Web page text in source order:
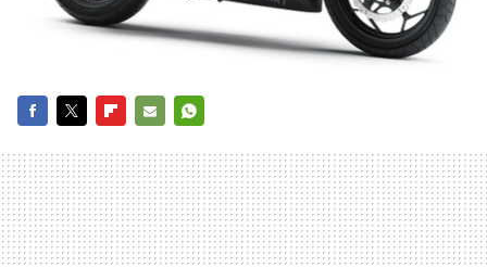
MAIL